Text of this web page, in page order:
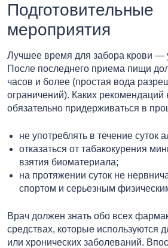
Подготовительные
мероприятия
Лучшее время для забора крови —
После последнего приема пищи
часов и более (простая вода
ограничений). Каких
обязательно придерживаться в
не употреблять в течение суток
отказаться от табакокурения
взятия биоматериала;
на протяжении суток не
спортом и серьезным
Врач должен знать обо всех
средствах, которые используются
или хронических заболеваний.